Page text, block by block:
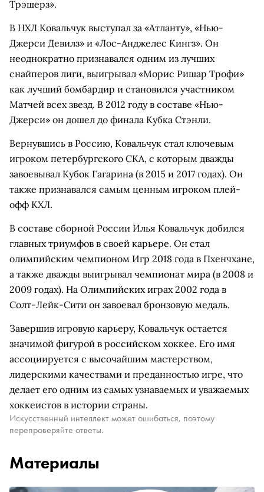
Трэшерз».
В НХЛ Ковальчук выступал за «Атланту», «Нью-
Джерси Девилз» и «Лос-Анджелес Кингз». Он
неоднократно признавался одним из лучших
снайперов лиги, выигрывал «Морис Ришар Трофи»
как лучший бомбардир и становился участником
Матчей всех звезд. В 2012 году в составе «Нью-
Джерси» он дошел до финала Кубка Стэнли.
Вернувшись в Россию, Ковальчук стал ключевым
игроком петербургского СКА, с которым дважды
завоевывал Кубок Гагарина (в 2015 и 2017 годах). Он
также признавался самым ценным игроком плей-
офф КХЛ.
В составе сборной России Илья Ковальчук добился
главных триумфов в своей карьере. Он стал
олимпийским чемпионом Игр 2018 года в Пхенчхане,
а также дважды выигрывал чемпионат мира (в 2008 и
2009 годах). На Олимпийских играх 2002 года в
Солт-Лейк-Сити он завоевал бронзовую медаль.
Завершив игровую карьеру, Ковальчук остается
значимой фигурой в российском хоккее. Его имя
ассоциируется с высочайшим мастерством,
лидерскими качествами и преданностью игре, что
делает его одним из самых узнаваемых и уважаемых
хоккеистов в истории страны.
Искусственный интеллект может ошибаться, поэтому
перепроверяйте ответы.
Материалы